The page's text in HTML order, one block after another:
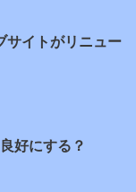
サイトがリニュー
好にする？